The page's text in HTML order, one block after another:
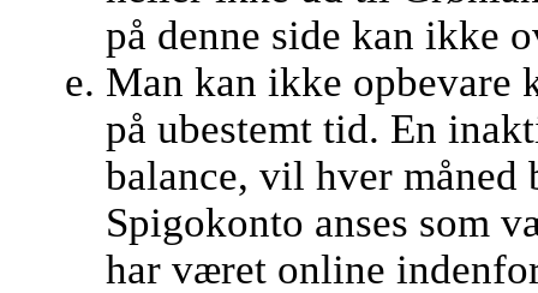
på denne side kan ikke
Man kan ikke opbevare
på ubestemt tid. En
balance, vil hver
Spigokonto anses som
har været online